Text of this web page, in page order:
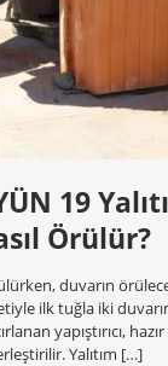
19
Örülür?
duvarın
ilk tuğla iki
yapıştırıcı,
Yalıtım […]